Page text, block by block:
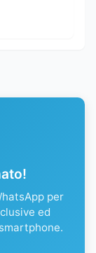
per
ed